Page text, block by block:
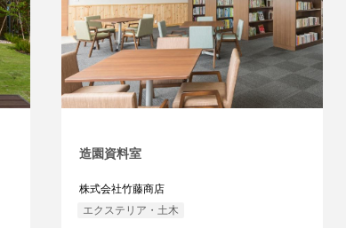
造園資料室
株式会社竹藤商店
エクステリア・土木